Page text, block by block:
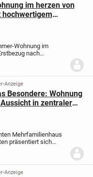
im herzen von
hochwertigem
Wohnung im
nach
im Jahr 2026
3-Zimmer-Wohnung
durch eine...
Anzeige
Besondere: Wohnung
in zentraler
Mehrfamilienhaus
präsentiert sich
mit Blick über die
und zur Plassenburg.
Anzeige